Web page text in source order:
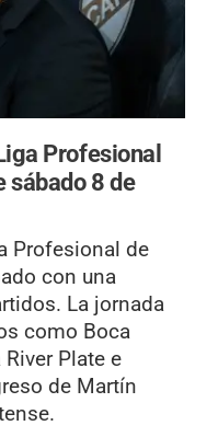
Profesional
sábado 8 de
Profesional de
con una
La jornada
como Boca
Plate e
de Martín